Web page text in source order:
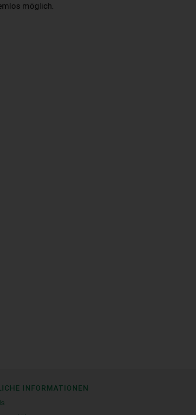
möglich.
INFORMATIONEN